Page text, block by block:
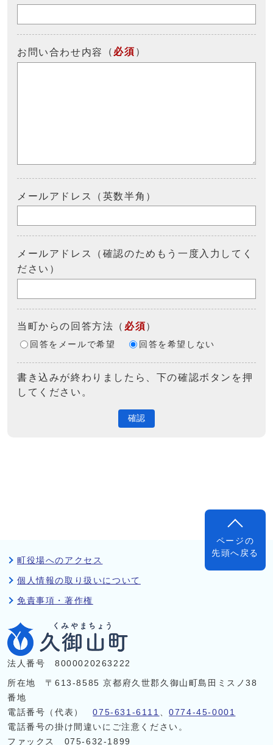
お問い合わせ内容 （ 必須 ）
メールアドレス（英数半角）
メールアドレス（確認のためもう一度入力してく
ださい）
当町からの回答方法 （ 必須）
回答をメールで希望 回答を希望しない
書き込みが終わりましたら、下の確認ボタンを押
してください。
確認
ページの
先頭へ戻る
町役場へのアクセス
個人情報の取り扱いについて
免責事項・著作権
法人番号 8000020263222
所在地 〒613-8585 京都府久世郡久御山町島田ミスノ38
番地
電話番号（代表）075-631-6111 、0774-45-0001
電話番号の掛け間違いにご注意ください。
ファックス 075-632-1899